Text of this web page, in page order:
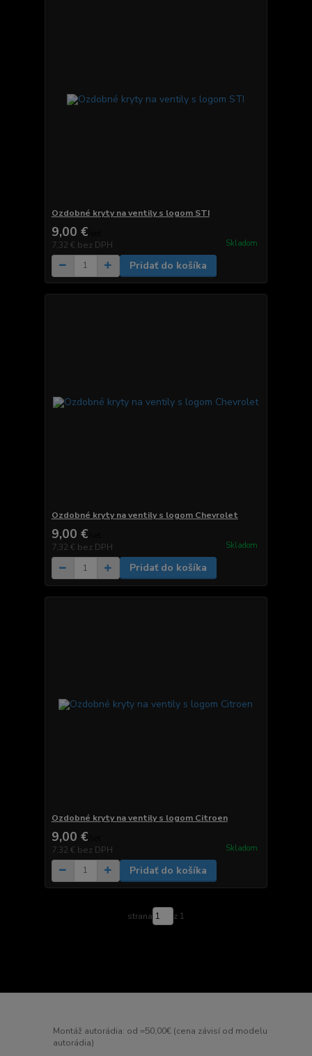
Ozdobné kryty na ventily s logom STI
9,00 €
7,32 € bez DPH Skladom
Pridať do košíka
Ozdobné kryty na ventily s logom Chevrolet
9,00 €
7,32 € bez DPH Skladom
Pridať do košíka
Ozdobné kryty na ventily s logom Citroen
9,00 €
7,32 € bez DPH Skladom
Pridať do košíka
strana z 1
Montáž autorádia: od =50,00€ (cena závisí od modelu
autorádia)